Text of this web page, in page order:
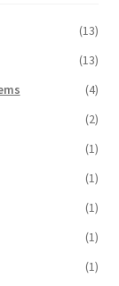
(13)
(13)
(4)
(2)
(1)
(1)
(1)
(1)
(1)